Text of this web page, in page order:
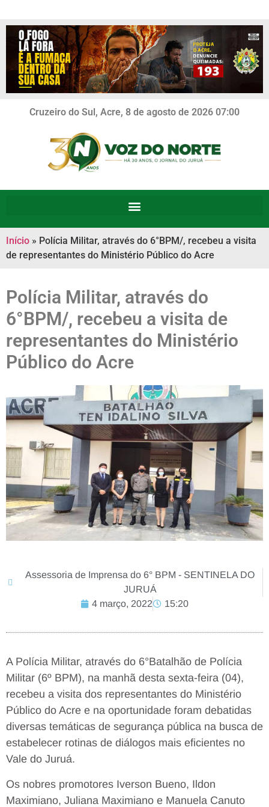
Cruzeiro do Sul, Acre, 8 de agosto de 2026 07:00
Início » Polícia Militar, através do 6°BPM/, recebeu a visita
de representantes do Ministério Público do Acre
Polícia Militar, através do
6°BPM/, recebeu a visita de
representantes do Ministério
Público do Acre
Assessoria de Imprensa do 6° BPM - SENTINELA DO
JURUÁ
4 março, 2022
15:20
A Polícia Militar, através do 6°Batalhão de Polícia
Militar (6º BPM), na manhã desta sexta-feira (04),
recebeu a visita dos representantes do Ministério
Público do Acre e na oportunidade foram debatidas
diversas temáticas de segurança pública na busca de
estabelecer rotinas de diálogos mais eficientes no
Vale do Juruá.
Os nobres promotores Iverson Bueno, Ildon
Maximiano, Juliana Maximiano e Manuela Canuto